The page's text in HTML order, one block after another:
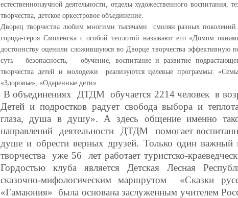
естественнонаучной деятельности, отделы художественного воспитания,
творчества, детское оркестровое объединение.
Дворец творчества любим многими тысячами смолян разных
города-героя Смоленска с особой теплотой называют его «Домом
достоинству оценили сложившуюся во Дворце творчества эффективную
суть – безопасность, обучение, воспитание и развитие
творчества детей и молодежи реализуются целевые программы:
«Здоровье», «Одаренные дети».
В объединениях ДТДМ обучается 2214 человек в
Детей и подростков радует свобода выбора и
глаза, душа в душу». А здесь общение именно
направлений деятельности ДТДМ помогает
душе и обрести верных друзей. Только один
творчества уже 56 лет работает туристско-
Гордостью клуба является Детская Лесная
сказочно-мифологическим маршрутом «Сказки
«Гамаюния» была основана заслуженным учителем